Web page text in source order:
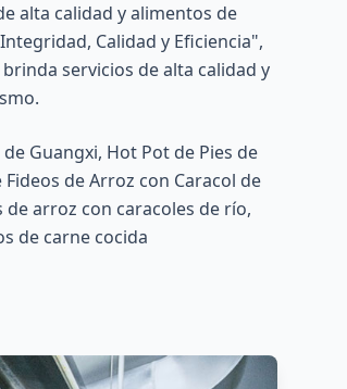
alta calidad y alimentos de
Calidad y Eficiencia",
servicios de alta calidad y
Guangxi, Hot Pot de Pies de
de Arroz con Caracol de
arroz con caracoles de río,
de carne cocida